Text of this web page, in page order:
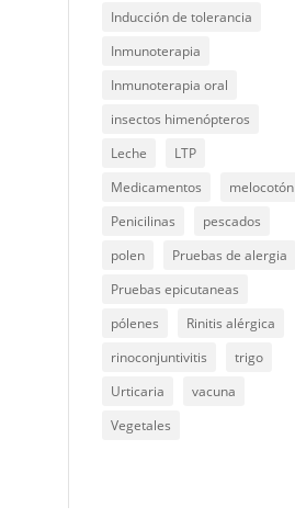
Inducción de tolerancia
Inmunoterapia
Inmunoterapia oral
insectos himenópteros
Leche
LTP
Medicamentos
melocotón
Penicilinas
pescados
polen
Pruebas de alergia
Pruebas epicutaneas
pólenes
Rinitis alérgica
rinoconjuntivitis
trigo
Urticaria
vacuna
Vegetales